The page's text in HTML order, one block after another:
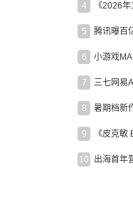
4 《2026
5
6 小游戏
7
8
9
10